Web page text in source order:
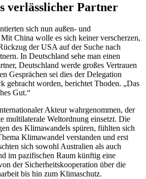
verlässlicher Partner
sich nun außen- und
China wolle es sich keiner verscherzen,
der USA auf der Suche nach
In Deutschland sehe man einen
Deutschland werde großes Vertrauen
Gesprächen sei dies der Delegation
gebracht worden, berichtet Thoden. „Das
Gut.“
Akteur wahrgenommen, der
multilaterale Weltordnung einsetzt. Die
des Klimawandels spüren, fühlten sich
Klimawandel verstanden und erst
sich sowohl Australien als auch
im pazifischen Raum künftig eine
der Sicherheitskooperation über die
bis hin zum Klimaschutz.